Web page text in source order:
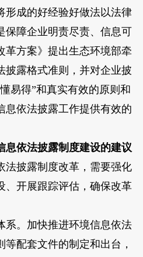
形成的好经验好做法以法律
保障企业明责尽责、信息可
革方案》提出生态环境部牵
披露格式准则，并对企业披
易得”和真实有效的原则和
息依法披露工作提供有效的
依法披露制度建设的建议
披露制度改革，需要强化
、开展跟踪评估，确保改革
。加快推进环境信息依法
配套文件的制定和出台，